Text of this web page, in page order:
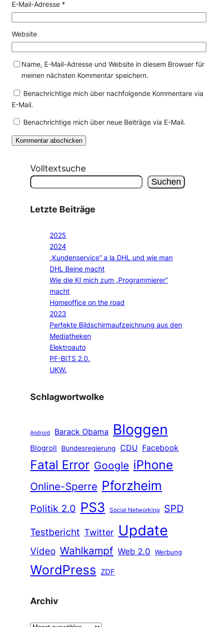
E-Mail-Adresse *
Website
Name, E-Mail-Adresse und Website in diesem Browser für
meinen nächsten Kommentar speichern.
Benachrichtige mich über nachfolgende Kommentare via
E-Mail.
Benachrichtige mich über neue Beiträge via E-Mail.
Volltextsuche
Suchen
Letzte Beiträge
2025
2024
„Kundenservice“ a la DHL und wie man
DHL Beine macht
Wie die KI mich zum „Programmierer“
macht
Homeoffice on the road
2023
Perfekte Bildschirmaufzeichnung aus den
Mediatheken
Elektroauto
PF-BITS 2.0.
UKW.
Schlagwortwolke
Android Barack Obama Bloggen
Blogroll Bundesregierung CDU Facebook
Fatal Error Google iPhone
Online-Sperre Pforzheim
Politik 2.0 PS3 Social Networking
SPD
Testbericht Twitter Update
Video Wahlkampf Web 2.0 Werbung
WordPress ZDF
Archiv